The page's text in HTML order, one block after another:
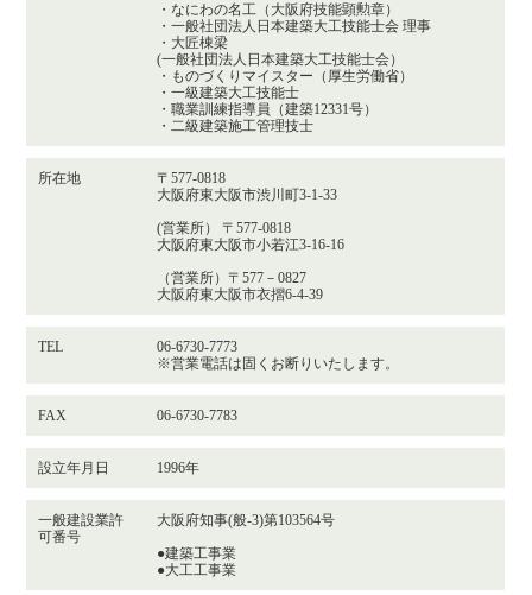
・なにわの名工（大阪府技能顕勲章）
・一般社団法人日本建築大工技能士会 理事
・大匠棟梁
(一般社団法人日本建築大工技能士会）
・ものづくりマイスター（厚生労働省）
・一級建築大工技能士
・職業訓練指導員（建築12331号）
・二級建築施工管理技士
所在地
〒577-0818
大阪府東大阪市渋川町3-1-33
(営業所） 〒577-0818
大阪府東大阪市小若江3-16-16
（営業所）〒577－0827
大阪府東大阪市衣摺6-4-39
TEL
06-6730-7773
※営業電話は固くお断りいたします。
FAX 06-6730-7783
設立年月日 1996年
一般建設業許
可番号
大阪府知事(般-3)第103564号
●建築工事業
●大工工事業